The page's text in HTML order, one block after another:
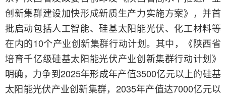
创新集群建设加快形成新质生产力实施方案》，并首
批启动包括人工智能、硅基太阳能光伏、化工材料等
在内的10个产业创新集群行动计划。其中，《陕西省
培育千亿级硅基太阳能光伏产业创新集群行动计划》
明确，力争到2025年形成年产值3500亿元以上的硅基
太阳能光伏产业创新集群，2035年产值达7000亿元以